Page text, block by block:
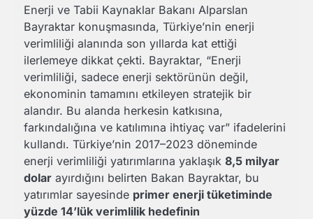
Enerji ve Tabii Kaynaklar Bakanı Alparslan
Bayraktar konuşmasında, Türkiye’nin enerji
verimliliği alanında son yıllarda kat ettiği
ilerlemeye dikkat çekti. Bayraktar, “Enerji
verimliliği, sadece enerji sektörünün değil,
ekonominin tamamını etkileyen stratejik bir
alandır. Bu alanda herkesin katkısına,
farkındalığına ve katılımına ihtiyaç var” ifadelerini
kullandı. Türkiye’nin 2017–2023 döneminde
enerji verimliliği yatırımlarına yaklaşık 8,5 milyar
dolar ayırdığını belirten Bakan Bayraktar, bu
yatırımlar sayesinde primer enerji tüketiminde
yüzde 14’lük verimlilik hedefinin